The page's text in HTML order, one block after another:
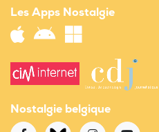
Les Apps Nostalgie
Nostalgie belgique